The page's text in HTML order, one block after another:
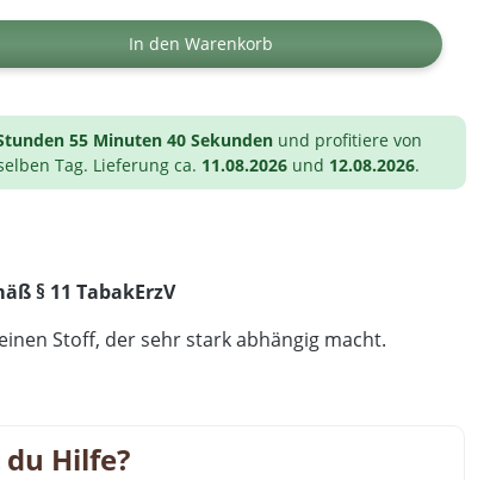
gewünschten Wert ein oder
In den Warenkorb
55 Minuten 39 Sekunden und profitiere von
Tag. Lieferung ca. 11.08.2026 und 12.08.2026.
§ 11 TabakErzV
Stoff, der sehr stark abhängig macht.
Hilfe?